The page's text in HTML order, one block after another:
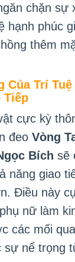
chặn sự
hạnh phúc
thêm
Của Trí
Tiếp
cực kỳ
đeo Vòng
Bích sẽ
năng giao
Điều này
nữ làm
các mối
sự nể trọng